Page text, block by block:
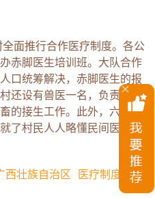
面推行合作医疗制度。各公
赤脚医生培训班。大队合作
口统筹解决，赤脚医生的报
还设有兽医一名，负责村中
的接生工作。此外，六能村
了村民人人略懂民间医药常
西壮族自治区 医疗制度